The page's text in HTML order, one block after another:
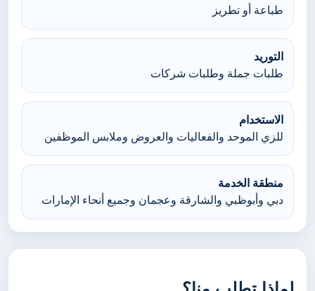
طباعة أو تطريز
التوريد
طلبات جملة وطلبات شركات
الاستخدام
للزي الموحد والفعاليات والعروض وملابس الموظفين
منطقة الخدمة
دبي وأبوظبي والشارقة وعجمان وجميع أنحاء الإمارات